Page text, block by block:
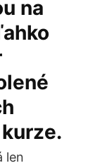
na
len